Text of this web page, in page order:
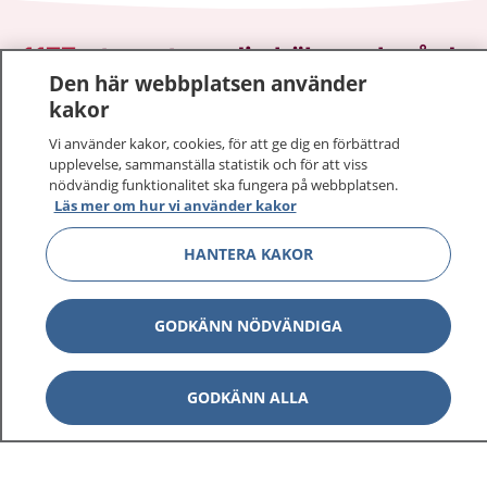
1177–tryggt om din hälsa och vård
På 1177.se får du råd om hälsa och information om
sjukdomar och vilka mottagningar du kan kontakta.
Logga in för att läsa din journal och göra dina
vårdärenden. Ring telefonnummer 1177 för
sjukvårdsrådgivning dygnet runt.
1177 ger dig råd när du vill må bättre.
1177 på flera språk Visa
Om 1177
Den här webbplatsen använder
kakor
Vi använder kakor, cookies, för att ge dig en förbättrad
upplevelse, sammanställa statistik och för att viss
nödvändig funktionalitet ska fungera på webbplatsen.
Läs mer om hur vi använder kakor
HANTERA KAKOR
GODKÄNN NÖDVÄNDIGA
GODKÄNN ALLA